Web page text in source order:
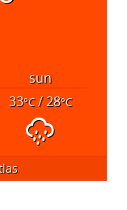
sun
33°C/ 28°C